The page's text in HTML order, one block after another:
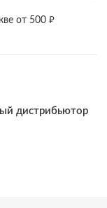
от 500 ₽
дистрибьютор